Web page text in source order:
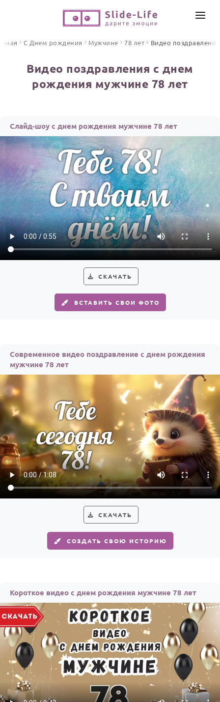
ПО ФОРМАТУ
Открытки
Стихи и тексты
ПРАЗДНИКИ
С Днем рождения
Юбилей
Свадьба
Годовщина свадьбы
Календарь праздников
Женщине
Мужчине
Детям
Все родственники
Пожелания
По именам
По годам
ИНСТРУМЕНТЫ
ОТЗЫВЫ
С Днем рождения Мужчине 78 лет Видео поздравления
Видео поздравления с днем
рождения мужчине 78 лет
Слайд-шоу с днем рождения мужчине 78 лет
СКАЧАТЬ
ВСТАВИТЬ СВОИ ФОТО
Современное видео поздравление с днем рождения
мужчине 78 лет
СКАЧАТЬ
СОЗДАТЬ СВОЮ ИСТОРИЮ
Короткое видео с днем рождения мужчине 78 лет